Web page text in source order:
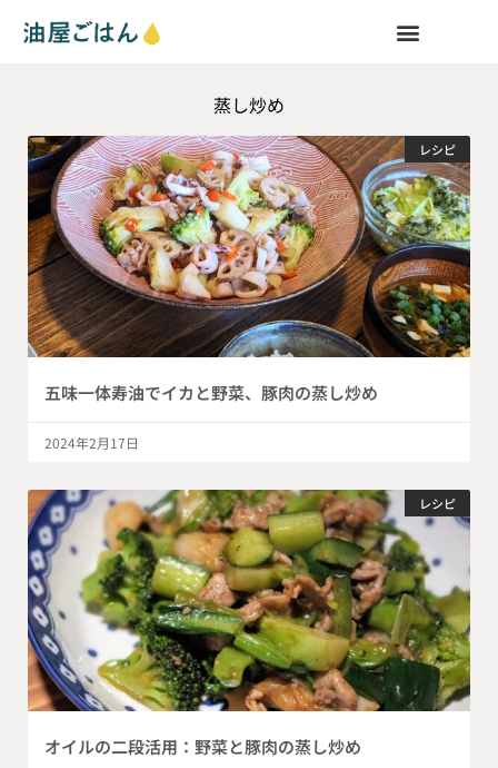
蒸し炒め
レシピ
五味一体寿油でイカと野菜、豚肉の蒸し炒め
2024年2月17日
レシピ
オイルの二段活用：野菜と豚肉の蒸し炒め